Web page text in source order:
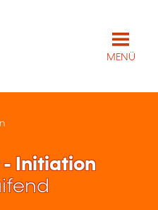
MENÜ
- Initiation